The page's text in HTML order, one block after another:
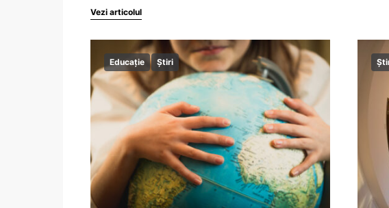
Vezi articolul
Educație Știri